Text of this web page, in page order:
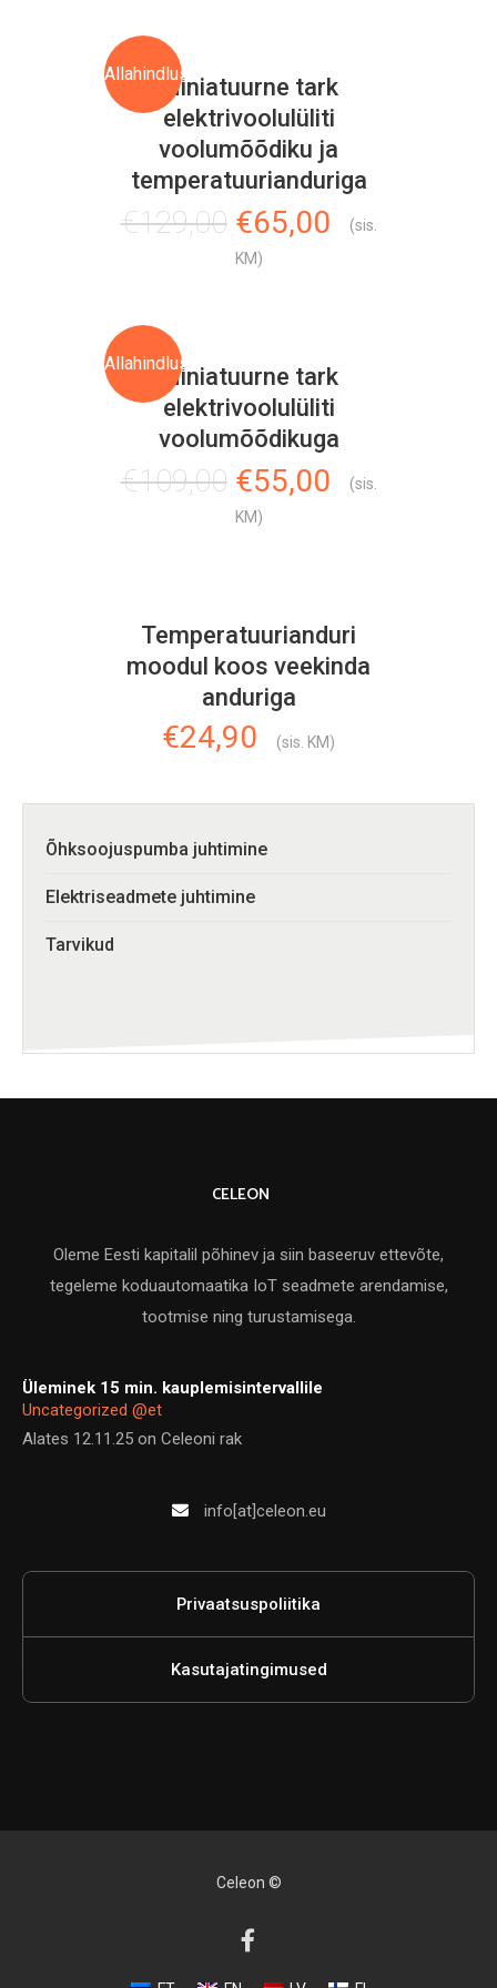
Õhksoojuspumba juhtimine
Elektriseadmete juhtimine
Tarvikud
Allahindlus!Miniatuurne tark
elektrivoolulüliti
voolumõõdiku ja
temperatuurianduriga
€129,00 Algne
hind
€65,00Current
(sis.
KM)
Allahindlus!Miniatuurne tark
elektrivoolulüliti
voolumõõdikuga
€109,00 Algne
hind
€55,00Current
(sis.
KM)
Temperatuurianduri
moodul koos veekinda
anduriga
€24,90 (sis. KM)
CELEON
Oleme Eesti kapitalil põhinev ja siin baseeruv ettevõte,
tegeleme koduautomaatika IoT seadmete arendamise,
tootmise ning turustamisega.
Üleminek 15 min. kauplemisintervallile
Uncategorized @et
Alates 12.11.25 on Celeoni rak
info[at]celeon.eu
Privaatsuspoliitika
Kasutajatingimused
Celeon ©